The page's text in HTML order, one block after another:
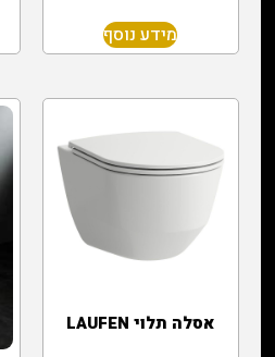
מידע נוסף
אסלה תלוי LAUFEN